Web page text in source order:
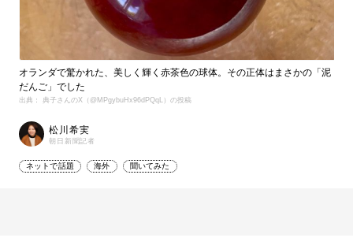
オランダで驚かれた、美しく輝く赤茶色の球体。その正体はまさかの「泥
だんご」でした
出典： 典子さんのX（@MPgybuHx96dPQqL）の投稿
松川希実
朝日新聞記者
ネットで話題 海外 聞いてみた